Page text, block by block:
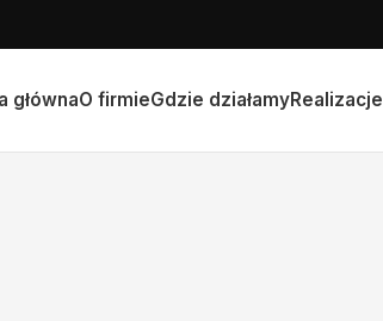
głównaO firmieGdzie działamyRealizacje